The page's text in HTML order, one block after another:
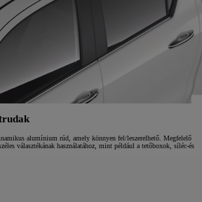
alumínium rúd, amely könnyen fel/leszerelhető. Megfelelő
választékának használatához, mint például a tetőboxok, síléc-és